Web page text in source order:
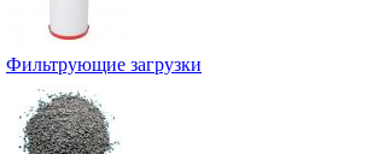
Фильтрующие загрузки